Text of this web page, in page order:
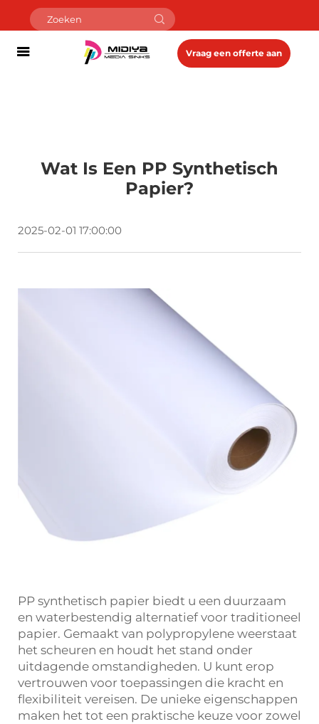
Vraag een offerte aan
Wat Is Een PP Synthetisch
Papier?
2025-02-01 17:00:00
PP synthetisch papier biedt u een duurzaam
en waterbestendig alternatief voor traditioneel
papier. Gemaakt van polypropylene weerstaat
het scheuren en houdt het stand onder
uitdagende omstandigheden. U kunt erop
vertrouwen voor toepassingen die kracht en
flexibiliteit vereisen. De unieke eigenschappen
maken het tot een praktische keuze voor zowel